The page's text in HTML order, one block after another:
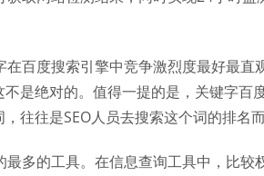
百度搜索引擎中竞争激烈度最好最直
是绝对的。值得一提的是，关键字百
往往是SEO人员去搜索这个词的排名
最多的工具。在信息查询工具中，比较